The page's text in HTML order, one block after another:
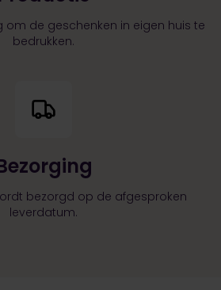
om de geschenken in eigen huis te
bedrukken.
bezorgd op de afgesproken
leverdatum.